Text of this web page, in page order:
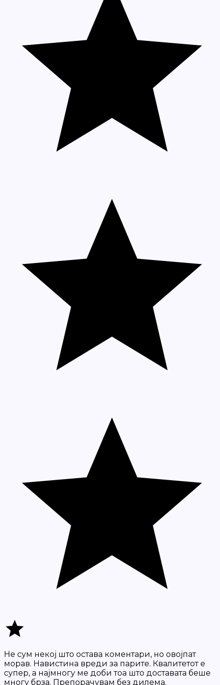
Не сум некој што остава коментари, но овојпат
морав. Навистина вреди за парите. Квалитетот е
супер, а најмногу ме доби тоа што доставата беше
многу брза. Препорачувам без дилема.